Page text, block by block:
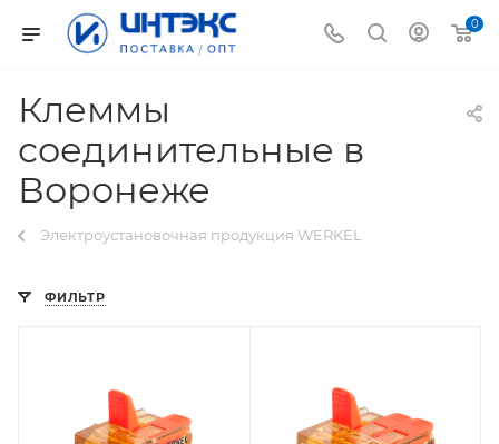
0
Клеммы
соединительные в
Воронеже
Электроустановочная продукция WERKEL
ФИЛЬТР